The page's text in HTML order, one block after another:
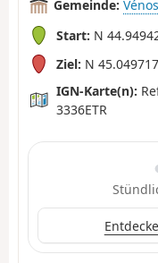
Gemeinde:
Start: N
Ziel: N
IGN-Karte(n):
3336ETR